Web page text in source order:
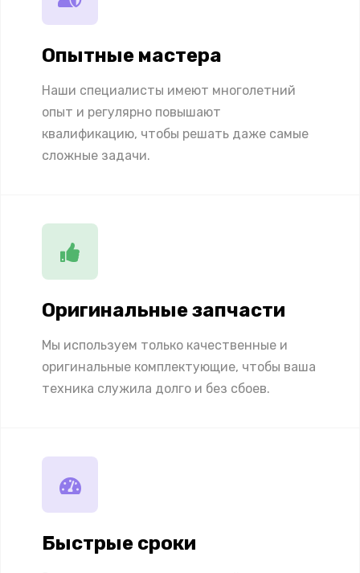
Опытные мастера
Наши специалисты имеют многолетний
опыт и регулярно повышают
квалификацию, чтобы решать даже самые
сложные задачи.
Оригинальные запчасти
Мы используем только качественные и
оригинальные комплектующие, чтобы ваша
техника служила долго и без сбоев.
Быстрые сроки